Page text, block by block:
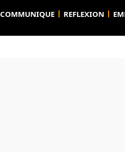
COMMUNIQUE REFLEXION